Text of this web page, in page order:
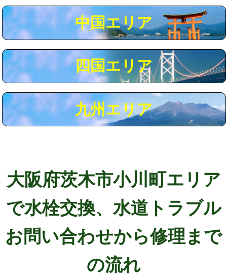
現場見積
※給水管工事は20mmまでの価格です。
中国エリア
四国エリア
九州エリア
大阪府茨木市小川町エリア
で水栓交換、水道トラブル
お問い合わせから修理まで
の流れ